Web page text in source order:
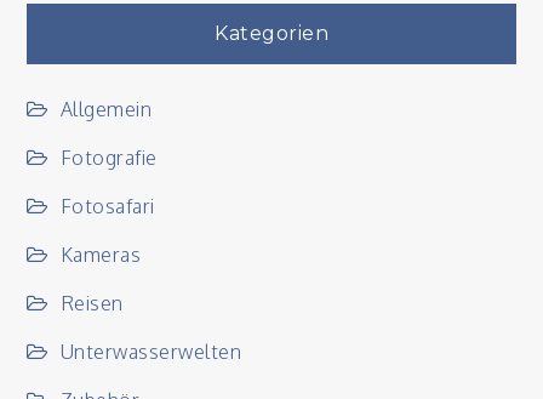
Kategorien
Allgemein
Fotografie
Fotosafari
Kameras
Reisen
Unterwasserwelten